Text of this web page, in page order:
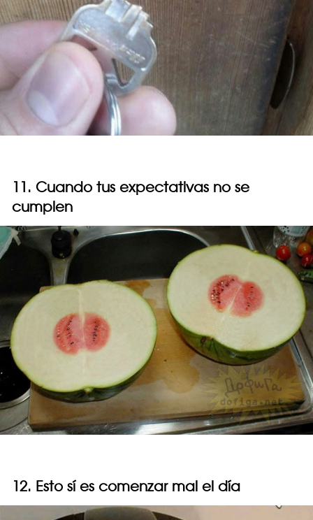
11. Cuando tus expectativas no se
cumplen
12. Esto sí es comenzar mal el día